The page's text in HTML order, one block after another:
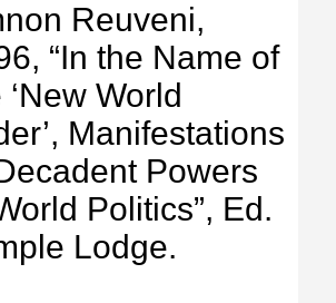
Reuveni,
“In the Name of
‘New World
Manifestations
Powers
Politics”, Ed.
Lodge.